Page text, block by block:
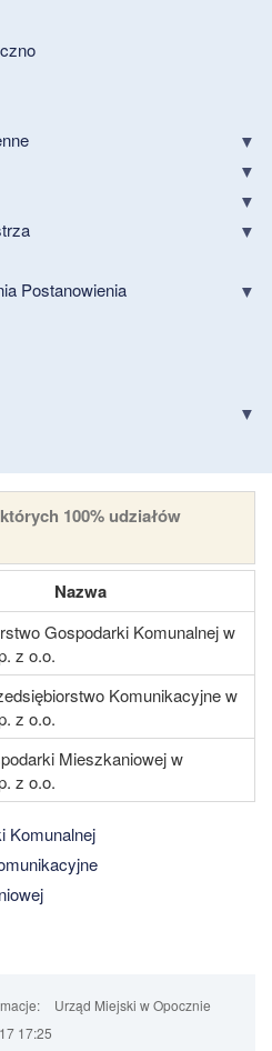
Postanowienia
100% udziałów
Nazwa
Gospodarki Komunalnej w
z o.o.
Komunikacyjne w
z o.o.
Mieszkaniowej w
z o.o.
Komunalnej
Urząd Miejski w Opocznie
17:25